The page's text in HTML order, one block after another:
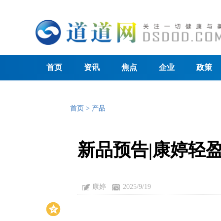
首页 资讯 焦点 企业 政策
首页 > 产品
新品预告|康婷轻
康婷 2025/9/19